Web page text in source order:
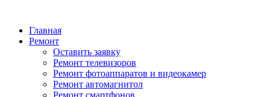
Главная
Ремонт
Оставить заявку
Ремонт телевизоров
Ремонт фотоаппаратов и видеокамер
Ремонт автомагнитол
Ремонт смартфонов